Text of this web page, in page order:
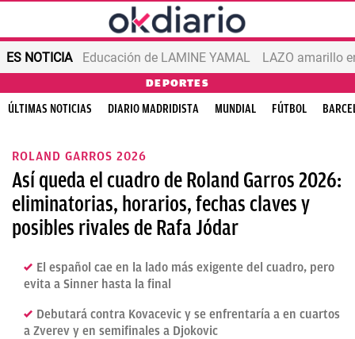
ES NOTICIA Educación de LAMINE YAMAL LAZO amarillo
DEPORTES
ÚLTIMAS NOTICIAS DIARIO MADRIDISTA MUNDIAL FÚTBOL
ROLAND GARROS 2026
Así queda el cuadro de Roland Garros 2026:
eliminatorias, horarios, fechas claves y
posibles rivales de Rafa Jódar
El español cae en la lado más exigente del cuadro, pero
evita a Sinner hasta la final
Debutará contra Kovacevic y se enfrentaría a en cuartos
a Zverev y en semifinales a Djokovic